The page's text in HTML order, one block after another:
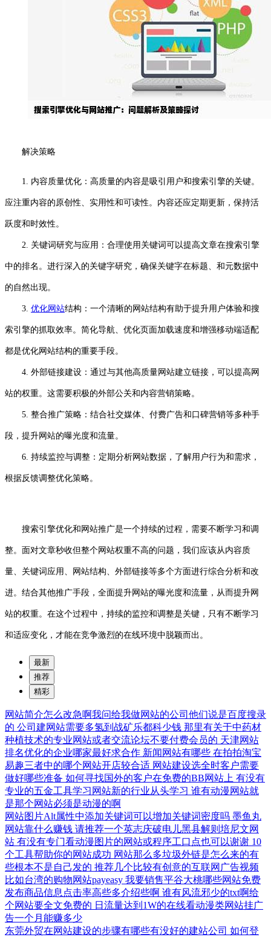
解决策略
1. 内容质量优化：高质量的内容是吸引用户和搜索引擎的关键。
应注重内容的原创性、实用性和可读性。内容还应定期更新，保持活
跃度和时效性。
2. 关键词研究与应用：合理使用关键词可以提高文章在搜索引擎
中的排名。进行深入的关键字研究，确保关键字在标题、和元数据中
的自然出现。
3. 优化网站结构：一个清晰的网站结构有助于提升用户体验和搜
索引擎的抓取效率。简化导航、优化页面加载速度和增强移动端适配
都是优化网站结构的重要手段。
4. 外部链接建设：通过与其他高质量网站建立链接，可以提高网
站的权重。这需要积极的外部公关和内容营销策略。
5. 整合推广策略：结合社交媒体、付费广告和口碑营销等多种手
段，提升网站的曝光度和流量。
6. 持续监控与调整：定期分析网站数据，了解用户行为和需求，
根据反馈调整优化策略。
搜索引擎优化和网站推广是一个持续的过程，需要不断学习和调
整。面对文章秒收但整个网站权重不高的问题，我们应该从内容质
量、关键词应用、网站结构、外部链接等多个方面进行综合分析和改
进。结合其他推广手段，全面提升网站的曝光度和流量，从而提升网
站的权重。在这个过程中，持续的监控和调整是关键，只有不断学习
和适应变化，才能在竞争激烈的在线环境中脱颖而出。
最新
推荐
精彩
网站简介怎么改急啊我问给我做网站的公司他们说是百度搜录
的 公司建网站需要多氢到战矿乐都科少钱 那里有关于中药材
种植技术的专业网站或者交流论坛不要付费会员的 天津网站
排名优化的企业哪家最好求合作 新闻网站有哪些 在拍拍淘宝
易趣三者中的哪个网站开店较合适 网站建设选全时客户需要
做好哪些准备 如何寻找国外的客户在免费的BB网站上 有没有
专业的五金工具学习网站新的行业从头学习 谁有动漫网站就
是那个网站必须是动漫的啊
网站图片Alt属性中添加关键词可以增加关键词密度吗 墨鱼丸
网站靠什么赚钱 请推荐一个英志庆破电儿黑县解则培尼文网
站 有没有专门看动漫图片的网站或程序工口点也可以谢谢 10
个工具帮助你的网站成功 网站那么多垃圾外链是怎么来的有
些根本不是自己发的 推荐几个比较有创意的互联网广告视频
比如台湾的购物网站payeasy 我要销售平谷大桃哪些网站免费
发布商品信息点击率高些多介绍些啊 谁有风流邪少的txt啊给
个网站要全文免费的 日流量达到1W的在线看动漫类网站挂广
告一个月能赚多少
东莞外贸在网站建设的步骤有哪些有没好的建站公司 如何登